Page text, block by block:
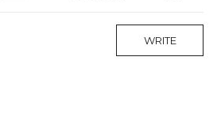
WRITE